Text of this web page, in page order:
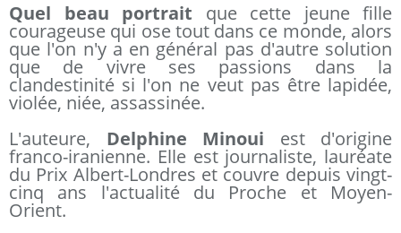
Quel beau portrait que cette jeune fille
courageuse qui ose tout dans ce monde, alors
que l'on n'y a en général pas d'autre solution
que de vivre ses passions dans la
clandestinité si l'on ne veut pas être lapidée,
violée, niée, assassinée.
L'auteure, Delphine Minoui est d'origine
franco-iranienne. Elle est journaliste, lauréate
du Prix Albert-Londres et couvre depuis vingt-
cinq ans l'actualité du Proche et Moyen-
Orient.